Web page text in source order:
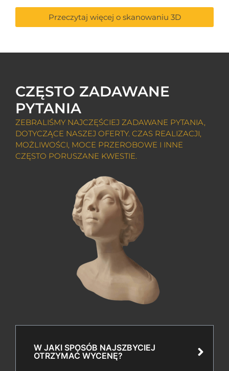
Przeczytaj więcej o skanowaniu 3D
CZĘSTO ZADAWANE
PYTANIA
ZEBRALIŚMY NAJCZĘŚCIEJ ZADAWANE PYTANIA,
DOTYCZĄCE NASZEJ OFERTY. CZAS REALIZACJI,
MOŻLIWOŚCI, MOCE PRZEROBOWE I INNE
CZĘSTO PORUSZANE KWESTIE.
W JAKI SPOSÓB NAJSZBYCIEJ
OTRZYMAĆ WYCENĘ?